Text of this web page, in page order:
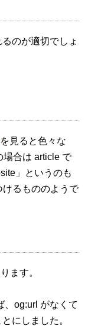
のが適切でしょ
を見ると色々な
場合は article で
」というのも
るもののようで
ます。
、og:url がなくて
にしました。